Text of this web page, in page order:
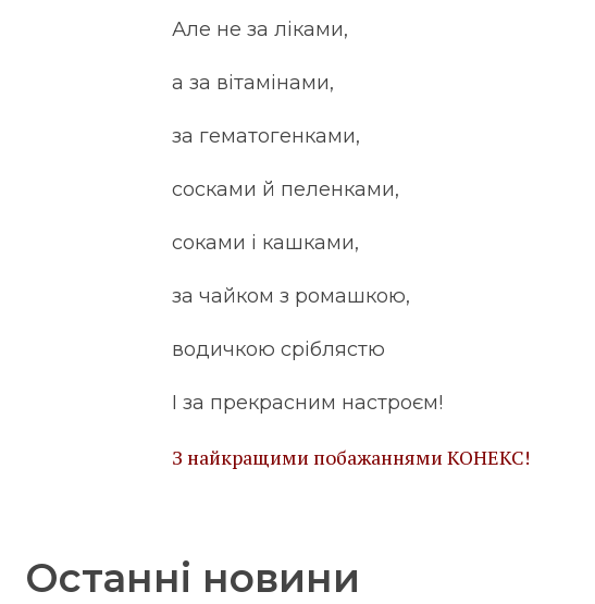
Але не за ліками,
а за вітамінами,
за гематогенками,
сосками й пеленками,
соками і кашками,
за чайком з ромашкою,
водичкою сріблястю
І за прекрасним настроєм!
З найкращими побажаннями КОНЕКС!
Останні новини